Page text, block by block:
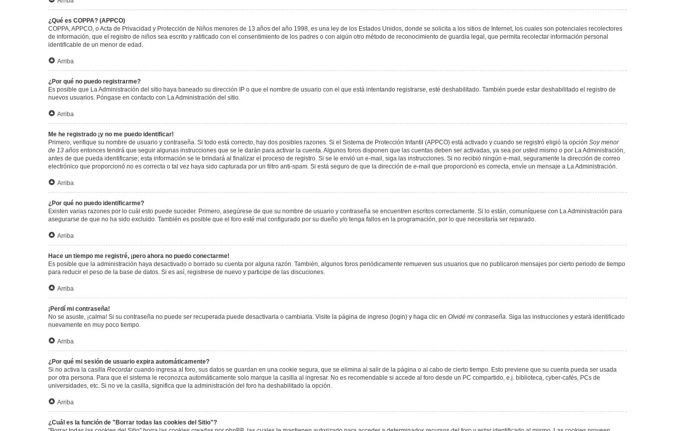
¿Qué es COPPA? (APPCO)
COPPA, APPCO, o Acta de Privacidad y Protección de Niños menores de 13 años del año 1998, es una ley de los Estados Unidos, donde se solicita a los sitios de Internet, los cuales son potenciales recolectores
de información, que el registro de niños sea escrito y ratificado con el consentimiento de los padres o con algún otro método de reconocimiento de guardia legal, que permita recolectar información personal
identificable de un menor de edad.
Arriba
¿Por qué no puedo registrarme?
Es posible que La Administración del sitio haya baneado su dirección IP o que el nombre de usuario con el que está intentando registrarse, esté deshabilitado. También puede estar deshabilitado el registro de
nuevos usuarios. Póngase en contacto con La Administración del sitio.
Arriba
Me he registrado ¡y no me puedo identificar!
Primero, verifique su nombre de usuario y contraseña. Si todo está correcto, hay dos posibles razones. Si el Sistema de Protección Infantil (APPCO) está activado y cuando se registró eligió la opción Soy menor
de 13 años entonces tendrá que seguir algunas instrucciones que se le darán para activar la cuenta. Algunos foros disponen que las cuentas deben ser activadas, ya sea por usted mismo o por La Administración,
antes de que pueda identificarse; esta información se le brindará al finalizar el proceso de registro. Si se le envió un e-mail, siga las instrucciones. Si no recibió ningún e-mail, seguramente la dirección de correo
electrónico que proporcionó no es correcta o tal vez haya sido capturada por un filtro anti-spam. Si está seguro de que la dirección de e-mail que proporcionó es correcta, envíe un mensaje a La Administración.
Arriba
¿Por qué no puedo identificarme?
Existen varias razones por lo cuál esto puede suceder. Primero, asegúrese de que su nombre de usuario y contraseña se encuentren escritos correctamente. Si lo están, comuníquese con La Administración para
asegurarse de que no ha sido excluido. También es posible que el foro esté mal configurado por su dueño y/o tenga fallos en la programación, por lo que necesitaría ser reparado.
Arriba
Hace un tiempo me registré, ¡pero ahora no puedo conectarme!
Es posible que la administración haya desactivado o borrado su cuenta por alguna razón. También, algunos foros periódicamente remueven sus usuarios que no publicaron mensajes por cierto periodo de tiempo
para reducir el peso de la base de datos. Si es así, registrese de nuevo y participe de las discuciones.
Arriba
¡Perdí mi contraseña!
No se asuste, ¡calma! Si su contraseña no puede ser recuperada puede desactivarla o cambiarla. Visite la página de ingreso (login) y haga clic en Olvidé mi contraseña. Siga las instrucciones y estará identificado
nuevamente en muy poco tiempo.
Arriba
¿Por qué mi sesión de usuario expira automáticamente?
Si no activa la casilla Recordarcuando ingresa al foro, sus datos se guardan en una cookie segura, que se elimina al salir de la página o al cabo de cierto tiempo. Esto previene que su cuenta pueda ser usada
por otra persona. Para que el sistema le reconozca automáticamente solo marque la casilla al ingresar. No es recomendable si accede al foro desde un PC compartido, e.j. biblioteca, cyber-cafés, PCs de
universidades, etc. Si no ve la casilla, significa que la administración del foro ha deshabilitado la opción.
Arriba
¿Cuál es la función de "Borrar todas las cookies del Sitio"?